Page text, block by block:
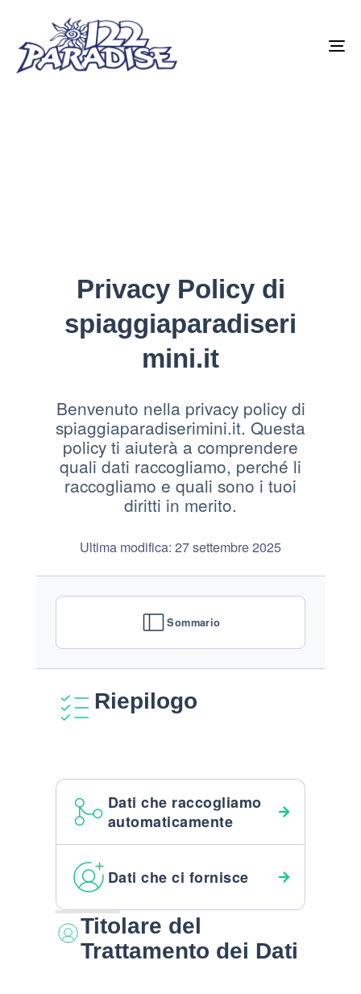
Privacy Policy di
spiaggiaparadiseri
mini.it
Benvenuto nella privacy policy di
spiaggiaparadiserimini.it. Questa
policy ti aiuterà a comprendere
quali dati raccogliamo, perché li
raccogliamo e quali sono i tuoi
diritti in merito.
Ultima modifica: 27 settembre 2025
Sommario
Riepilogo
Dati che raccogliamo
automaticamente
Dati che ci fornisce
Titolare del
Trattamento dei Dati